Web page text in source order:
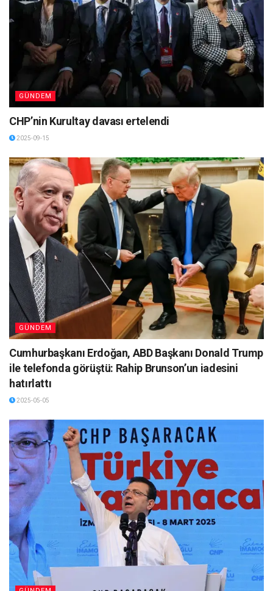
GÜNDEM
CHP’nin Kurultay davası ertelendi
2025-09-15
GÜNDEM
Cumhurbaşkanı Erdoğan, ABD Başkanı Donald Trump
ile telefonda görüştü: Rahip Brunson’un iadesini
hatırlattı
2025-05-05